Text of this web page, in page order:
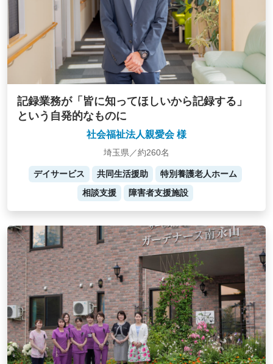
記録業務が「皆に知ってほしいから記録する」
という自発的なものに
社会福祉法人親愛会 様
埼玉県／約260名
デイサービス 共同生活援助
特別養護老人ホーム
相談支援
障害者支援施設